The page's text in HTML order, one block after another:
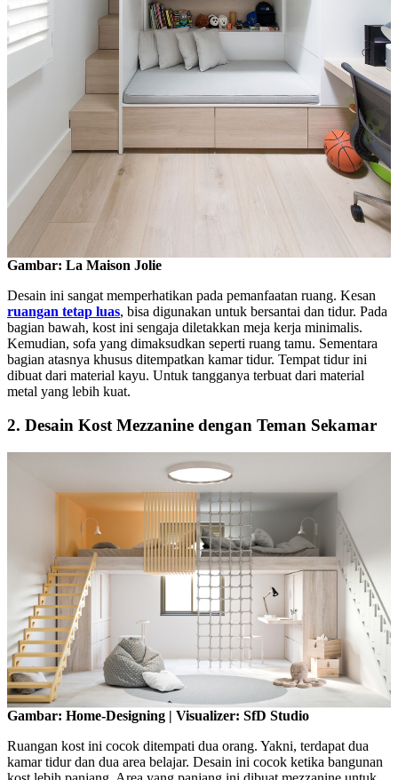
Gambar: La Maison Jolie
Desain ini sangat memperhatikan pada pemanfaatan ruang. Kesan
ruangan tetap luas, bisa digunakan untuk bersantai dan tidur. Pada
bagian bawah, kost ini sengaja diletakkan meja kerja minimalis.
Kemudian, sofa yang dimaksudkan seperti ruang tamu. Sementara
bagian atasnya khusus ditempatkan kamar tidur. Tempat tidur ini
dibuat dari material kayu. Untuk tangganya terbuat dari material
metal yang lebih kuat.
2. Desain Kost Mezzanine dengan Teman Sekamar
Gambar: Home-Designing | Visualizer: SfD Studio
Ruangan kost ini cocok ditempati dua orang. Yakni, terdapat dua
kamar tidur dan dua area belajar. Desain ini cocok ketika bangunan